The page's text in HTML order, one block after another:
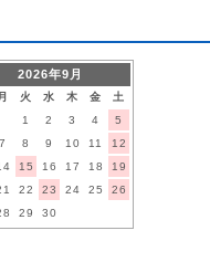
2026年9月
月 火 水 木 金
土
1
2 3 4
5
7 8 9 10 11
12
15 16 17 18
19
22 23 24 25
26
29 30